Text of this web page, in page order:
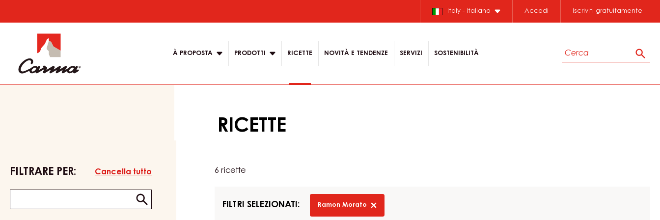
to
content
Italy - Italiano Accedi Iscriviti gratuitamente
navigation
À PROPOSTA PRODOTTI RICETTE NOVITÀ E TENDENZE SERVIZI SOSTENIBILITÀ
Cerca
RICETTE
FILTRARE PER: Cancella tutto
search
/
Invia
6 ricette
FILTRI SELEZIONATI: Ramon Morato
remove